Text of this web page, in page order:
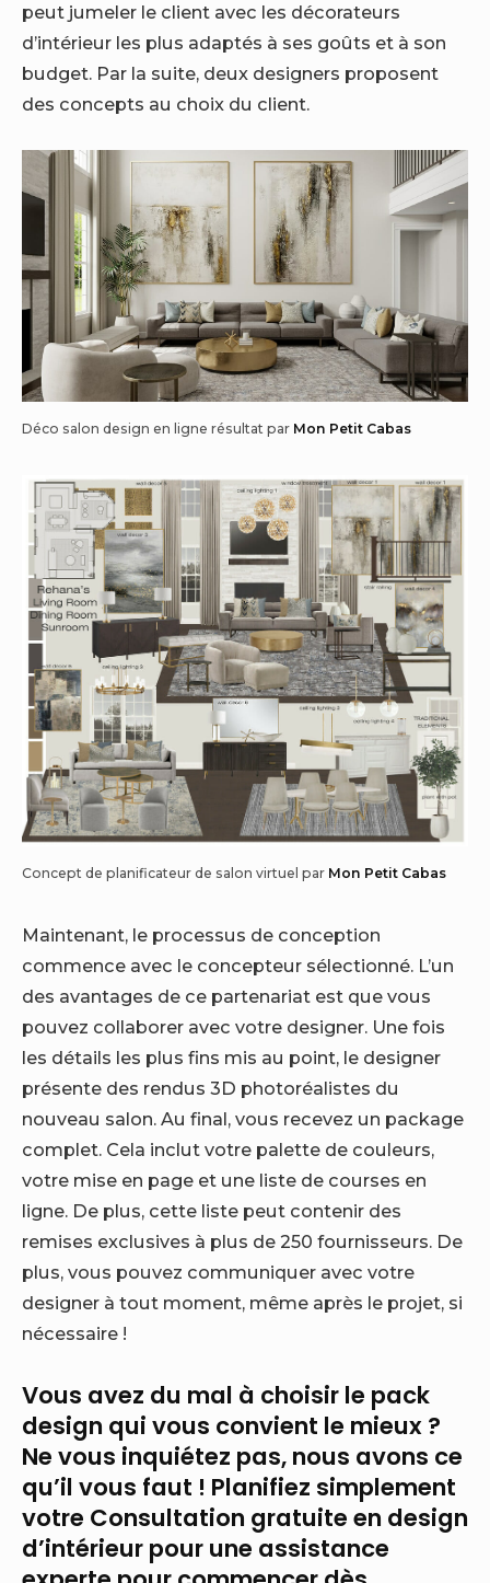
peut jumeler le client avec les décorateurs
d’intérieur les plus adaptés à ses goûts et à son
budget. Par la suite, deux designers proposent
des concepts au choix du client.
Déco salon design en ligne résultat par Mon Petit Cabas
Concept de planificateur de salon virtuel par Mon Petit Cabas
Maintenant, le processus de conception
commence avec le concepteur sélectionné. L’un
des avantages de ce partenariat est que vous
pouvez collaborer avec votre designer. Une fois
les détails les plus fins mis au point, le designer
présente des rendus 3D photoréalistes du
nouveau salon. Au final, vous recevez un package
complet. Cela inclut votre palette de couleurs,
votre mise en page et une liste de courses en
ligne. De plus, cette liste peut contenir des
remises exclusives à plus de 250 fournisseurs. De
plus, vous pouvez communiquer avec votre
designer à tout moment, même après le projet, si
nécessaire !
Vous avez du mal à choisir le pack
design qui vous convient le mieux ?
Ne vous inquiétez pas, nous avons ce
qu’il vous faut ! Planifiez simplement
votre Consultation gratuite en design
d’intérieur pour une assistance